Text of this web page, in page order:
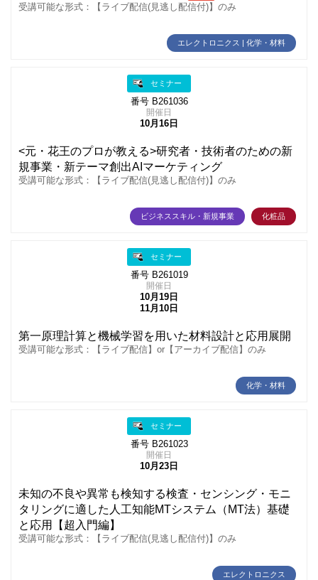
受講可能な形式：【ライブ配信(見逃し配信付)】のみ
エレクトロニクス | 化学・材料
セミナー
番号 B261036
開催日
10月16日
<元・花王のプロが教える>研究者・技術者のための新
規事業・新テーマ創出AIマーケティング
受講可能な形式：【ライブ配信(見逃し配信付)】のみ
ビジネススキル・新規事業 化粧品
セミナー
番号 B261019
開催日
10月19日
11月10日
第一原理計算と機械学習を用いた材料設計と応用展開
受講可能な形式：【ライブ配信】or【アーカイブ配信】のみ
化学・材料
セミナー
番号 B261023
開催日
10月23日
未知の不良や異常も検知する検査・センシング・モニ
タリングに適した人工知能MTシステム（MT法）基礎
と応用【超入門編】
受講可能な形式：【ライブ配信(見逃し配信付)】のみ
エレクトロニクス